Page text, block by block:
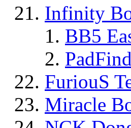
Infinity
BB5
FuriouS
Miracle